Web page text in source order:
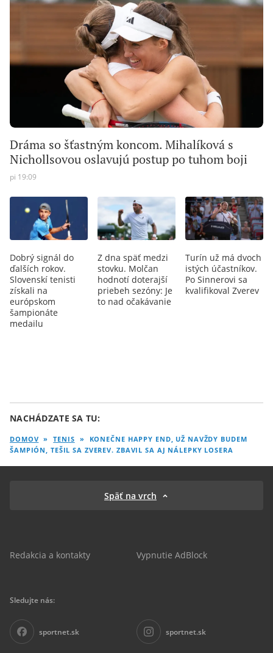
Dráma so šťastným koncom. Mihalíková s
Nichollsovou oslavujú postup po tuhom boji
pi 19:09
Dobrý signál do
ďalších rokov.
Slovenskí tenisti
získali na
európskom
šampionáte
medailu
Z dna späť medzi
stovku. Molčan
hodnotí doterajší
priebeh sezóny: Je
to nad očakávanie
Turín už má dvoch
istých účastníkov.
Po Sinnerovi sa
kvalifikoval Zverev
NACHÁDZATE SA TU:
DOMOV » TENIS »
KONEČNE HAPPY END, UŽ NAVŽDY BUDEM
ŠAMPIÓN, TEŠIL SA ZVEREV. ZBAVIL SA AJ NÁLEPKY LOSERA
Späť na vrch
Redakcia a kontakty Vypnutie AdBlock
Sledujte nás:
sportnet.sk sportnet.sk